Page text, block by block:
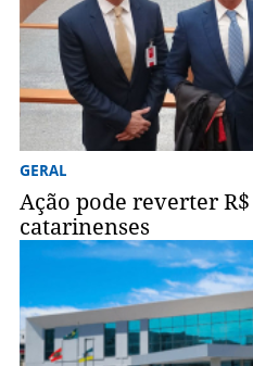
GERAL
Ação pode reverter
catarinenses